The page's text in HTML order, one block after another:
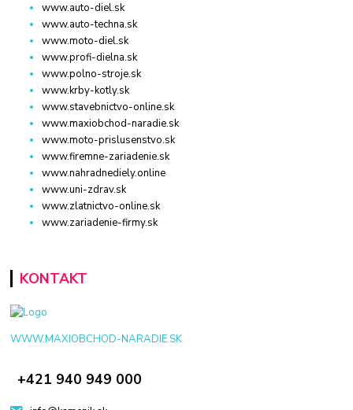
www.auto-diel.sk
www.auto-techna.sk
www.moto-diel.sk
www.profi-dielna.sk
www.polno-stroje.sk
www.krby-kotly.sk
www.stavebnictvo-online.sk
www.maxiobchod-naradie.sk
www.moto-prislusenstvo.sk
www.firemne-zariadenie.sk
www.nahradnediely.online
www.uni-zdrav.sk
www.zlatnictvo-online.sk
www.zariadenie-firmy.sk
KONTAKT
WWW.MAXIOBCHOD-NARADIE.SK
+421 940 949 000